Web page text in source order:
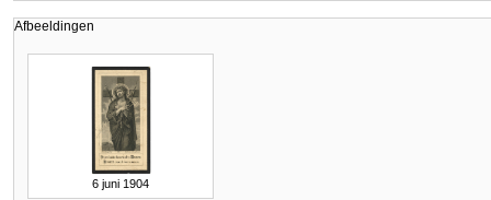
Afbeeldingen
6 juni 1904